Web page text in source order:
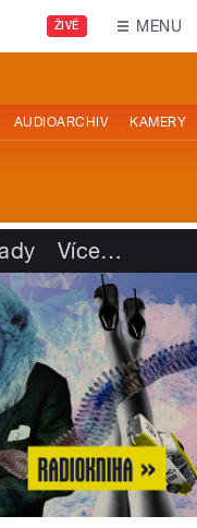
ŽIVĚ MENU
AUDIOARCHIV KAMERY
Více…